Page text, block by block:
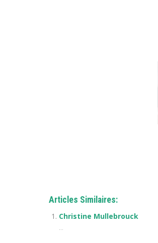
Articles Similaires:
Christine Mullebrouck
...